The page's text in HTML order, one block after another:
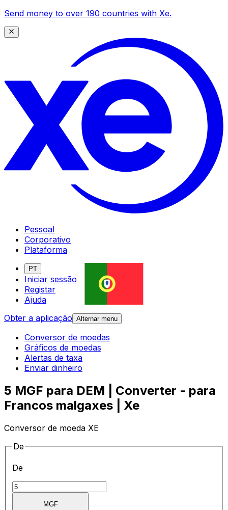
Send money to over 190 countries with Xe.
Pessoal
Corporativo
Plataforma
PT
Iniciar sessão
Registar
Ajuda
Obter a aplicação Alternar menu
Conversor de moedas
Gráficos de moedas
Alertas de taxa
Enviar dinheiro
5 MGF para DEM | Converter - para
Francos malgaxes | Xe
Conversor de moeda XE
De
De
MGF